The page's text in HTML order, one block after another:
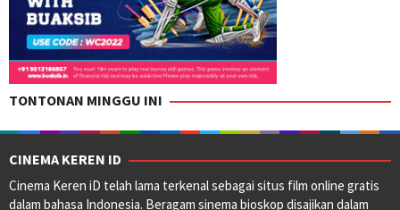
TONTONAN MINGGU INI
CINEMA KEREN ID
Cinema Keren iD telah lama terkenal sebagai situs film online gratis
dalam bahasa Indonesia. Beragam sinema bioskop disajikan dalam